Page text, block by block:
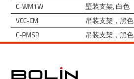
C-WM1W
壁装支架, 白色
VCC-CM
吊装支架，黑色
C-PMSB
吊装支架，黑色